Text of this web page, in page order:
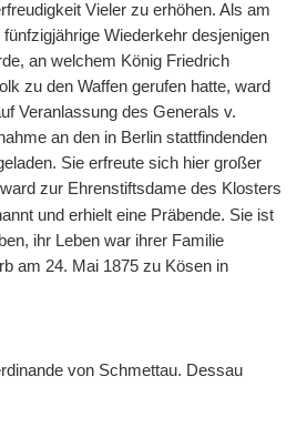
Vieler zu erhöhen. Als am
Wiederkehr desjenigen
an welchem König Friedrich
zu den Waffen gerufen hatte, ward
Veranlassung des Generals v.
an den in Berlin stattfindenden
Sie erfreute sich hier großer
zur Ehrenstiftsdame des Klosters
und erhielt eine Präbende. Sie ist
ihr Leben war ihrer Familie
am 24. Mai 1875 zu Kösen in
von Schmettau. Dessau